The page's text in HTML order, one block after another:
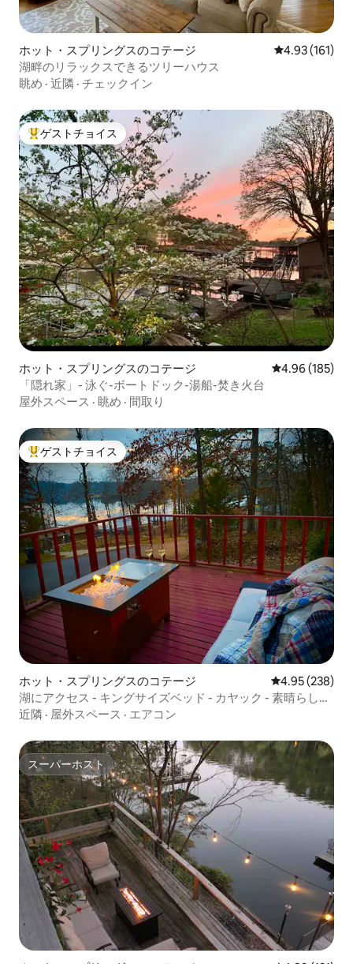
ホット・スプリングスのコテージ レビュー161
4.93 (161)
湖畔のリラックスできるツリーハウス
眺め · 近隣 · チェックイン
大好評のゲストチョイスです。
ゲストチョイス
ホット・スプリングスのコテージ レビュー185
4.96 (185)
「隠れ家」- 泳ぐ-ボートドック-湯船-焚き火台
屋外スペース · 眺め · 間取り
大好評のゲストチョイスです。
ゲストチョイス
ホット・スプリングスのコテージ レビュー238
4.95 (238)
湖にアクセス - キングサイズベッド - カヤック - 素晴らしい
デッキ
近隣 · 屋外スペース · エアコン
スーパーホスト
スーパーホスト